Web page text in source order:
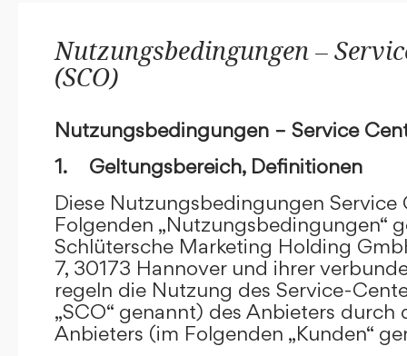
Nutzungsbedingungen –
(SCO)
Nutzungsbedingungen – Service
1. Geltungsbereich, Definitionen
Diese Nutzungsbedingungen Service
Folgenden „Nutzungsbedingungen“
Schlütersche Marketing Holding
7, 30173 Hannover und ihrer
regeln die Nutzung des Service-
„SCO“ genannt) des Anbieters durch
Anbieters (im Folgenden „Kunden“